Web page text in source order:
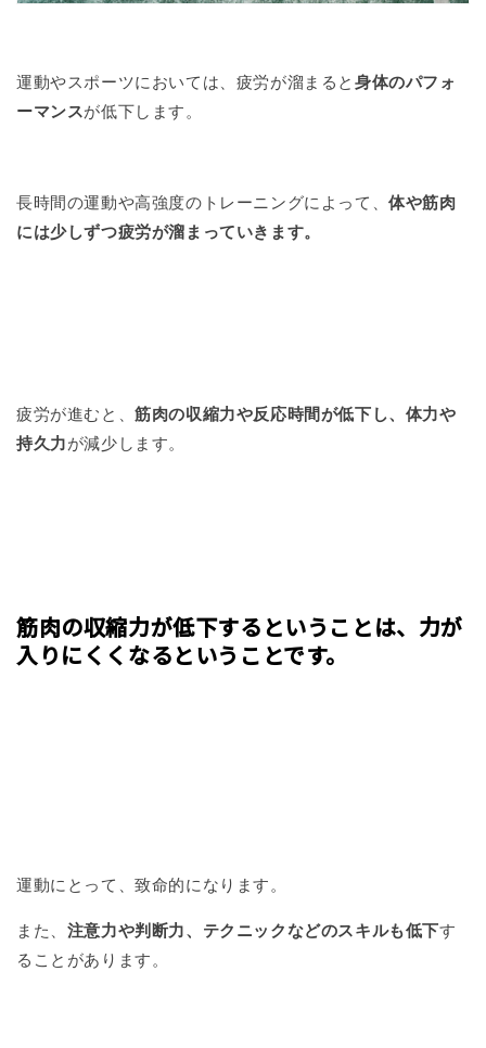
運動やスポーツにおいては、疲労が溜まると 身体のパフォ
ーマンスが低下します。
長時間の運動や高強度のトレーニングによって、体や筋肉
には少しずつ疲労が溜まっていきます。
疲労が進むと、筋肉の収縮力や反応時間が低下し、体力や
持久力が減少します。
筋肉の収縮力が低下するということは、力が
入りにくくなるということです。
運動にとって、致命的になります。
また、 注意力や判断力、テクニックなどのスキルも低下す
ることがあります。